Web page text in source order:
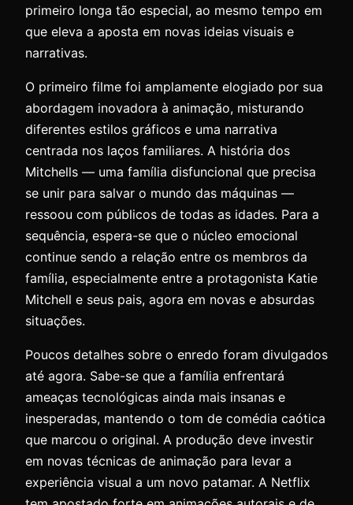
primeiro longa tão especial, ao mesmo tempo em
que eleva a aposta em novas ideias visuais e
narrativas.
O primeiro filme foi amplamente elogiado por sua
abordagem inovadora à animação, misturando
diferentes estilos gráficos e uma narrativa
centrada nos laços familiares. A história dos
Mitchells — uma família disfuncional que precisa
se unir para salvar o mundo das máquinas —
ressoou com públicos de todas as idades. Para a
sequência, espera-se que o núcleo emocional
continue sendo a relação entre os membros da
família, especialmente entre a protagonista Katie
Mitchell e seus pais, agora em novas e absurdas
situações.
Poucos detalhes sobre o enredo foram divulgados
até agora. Sabe-se que a família enfrentará
ameaças tecnológicas ainda mais insanas e
inesperadas, mantendo o tom de comédia caótica
que marcou o original. A produção deve investir
em novas técnicas de animação para levar a
experiência visual a um novo patamar. A Netflix